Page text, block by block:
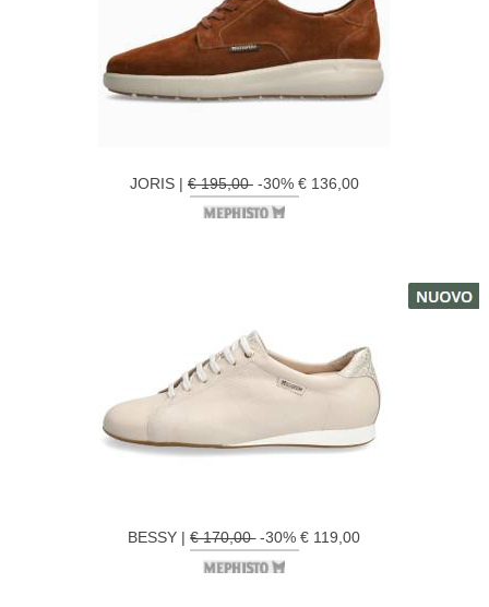
JORIS | € 195,00-30% € 136,00
BESSY |€ 170,00-30% € 119,00